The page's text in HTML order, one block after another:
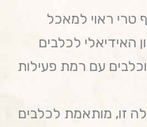
טרי ראוי למאכל
האידיאלי לכלבים
עם רמת פעילות
זו, מותאמת לכלבים